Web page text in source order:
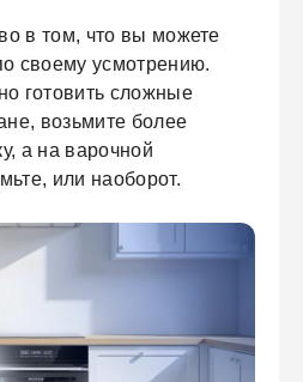
в том, что вы можете
своему усмотрению.
готовить сложные
возьмите более
а на варочной
или наоборот.